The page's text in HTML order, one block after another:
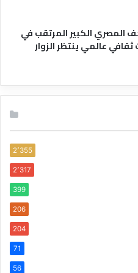
المصري الكبير المرتقب في
عالمي ينتظر الزوار
2٬355
2٬317
399
206
204
71
56